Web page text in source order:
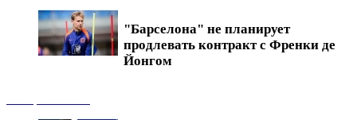
"Барселона" не планирует
продлевать контракт с Френки де
Йонгом